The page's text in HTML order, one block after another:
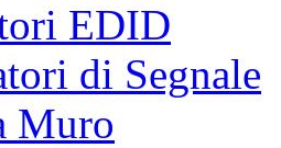
EDID
di Segnale
Muro